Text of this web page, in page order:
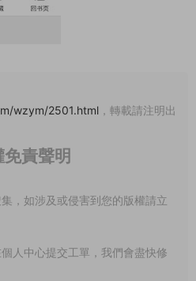
wzym/2501.html ，轉載請注明出
免責聲明
，如涉及或侵害到您的版權請立
人中心提交工單，我們會盡快修